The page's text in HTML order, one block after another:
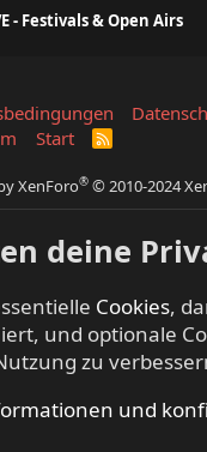
- Festivals & Open Airs
Start
R
S
XenForo® © 2010-2024
deine
Cookies,
und optionale
zu
und